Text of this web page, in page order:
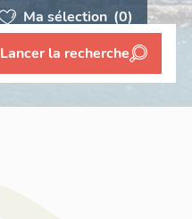
Ma sélection (0)
Lancer la recherche